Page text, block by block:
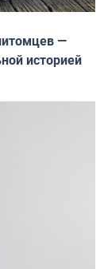
—
историей